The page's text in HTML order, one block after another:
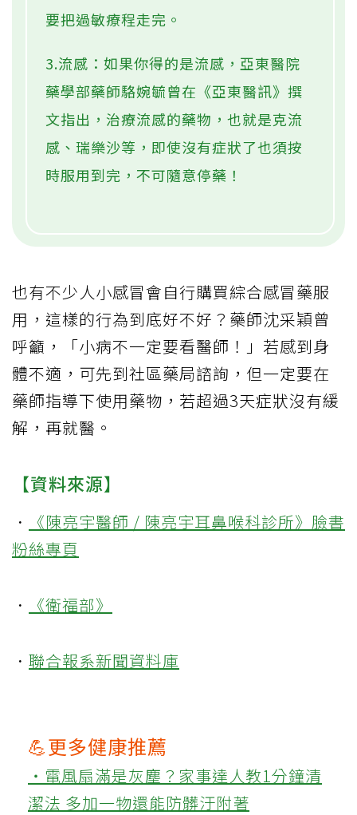
要把過敏療程走完。
3.流感：如果你得的是流感，亞東醫院
藥學部藥師駱婉毓曾在《亞東醫訊》撰
文指出，治療流感的藥物，也就是克流
感、瑞樂沙等，即使沒有症狀了也須按
時服用到完，不可隨意停藥！
也有不少人小感冒會自行購買綜合感冒藥服
用，這樣的行為到底好不好？藥師沈采穎曾
呼籲，「小病不一定要看醫師！」若感到身
體不適，可先到社區藥局諮詢，但一定要在
藥師指導下使用藥物，若超過3天症狀沒有緩
解，再就醫。
【資料來源】
．
《陳亮宇醫師 / 陳亮宇耳鼻喉科診所》臉書
粉絲專頁
． 《衛福部》
． 聯合報系新聞資料庫
💪更多健康推薦
‧電風扇滿是灰塵？家事達人教1分鐘清
潔法 多加一物還能防髒汙附著